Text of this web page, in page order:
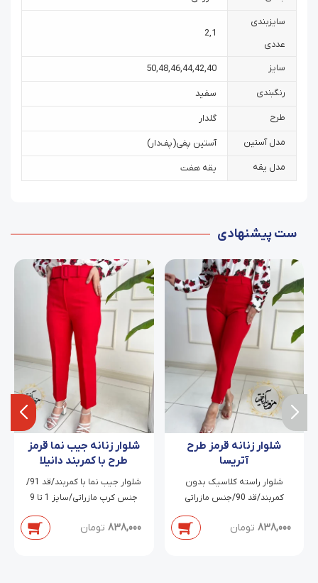
سایزبندی
عددی
1
,
2
سایز 40
,
42
,
44
,
46
,
48
,
50
رنگبندی سفید
طرح گلدار
مدل آستین آستین پفی‌(پف‌دار)
مدل یقه یقه هفت
ست پیشنهادی
شلوار زنانه قرمز طرح
آتریسا
شلوار راسته کلاسیک بدون
کمربند/قد 90/جنس مازراتی
838,000 تومان
شلوار زنانه جیب نما قرمز
طرح با کمربند دانیلا
شلوار جیب نما با کمربند/قد 91/
جنس کرپ مازراتی/سایز 1 تا 9
838,000 تومان